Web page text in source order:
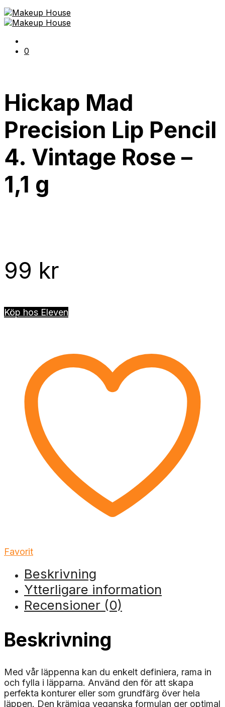
0
Hickap Mad
Precision Lip Pencil
4. Vintage Rose –
1,1 g
99 kr
Köp hos Eleven
Favorit
Beskrivning
Ytterligare information
Recensioner (0)
Beskrivning
Med vår läppenna kan du enkelt definiera, rama in
och fylla i läpparna. Använd den för att skapa
perfekta konturer eller som grundfärg över hela
läppen. Den krämiga veganska formulan ger optimal